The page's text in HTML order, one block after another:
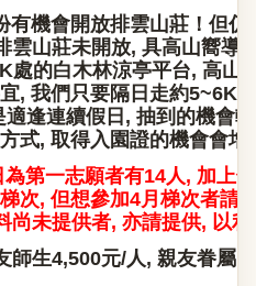
有機會開放排雲山莊！但
雲山莊未開放, 具高山嚮導
處的白木林涼亭平台, 高山
, 我們只要隔日走約5~6K
逢連續假日, 抽到的機會
式, 取得入園證的機會會
為第一志願者有14人, 加上
次, 但想參加4月梯次者請
尚未提供者, 亦請提供, 以
師生4,500元/人, 親友眷屬